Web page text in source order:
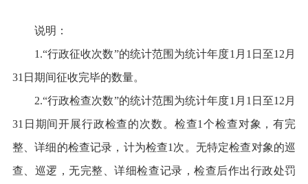
说明：
1.“行政征收次数”的统计范围为统计年度1 月 1 日至12 月
31 日期间征收完毕的数量。
2.“行政检查次数”的统计范围为统计年度1 月 1 日至12 月
31 日期间开展行政检查的次数。检查1 个检查对象，有完
整、详细的检查记录，计为检查1 次。无特定检查对象的巡
查、巡逻，无完整、详细检查记录，检查后作出行政处罚